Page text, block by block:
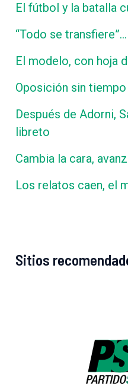
El fútbol y la batalla
“Todo se
El modelo, con hoja
Oposición sin
Después de Adorni,
libreto
Cambia la cara,
Los relatos caen, el
Sitios